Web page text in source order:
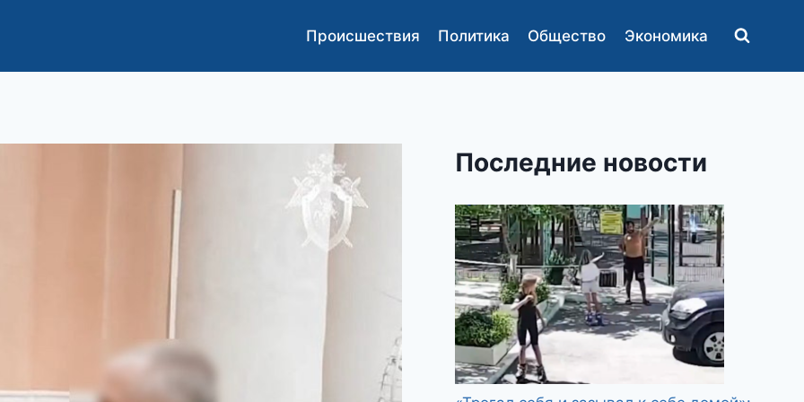
Происшествия Политика Общество Экономика
Последние новости